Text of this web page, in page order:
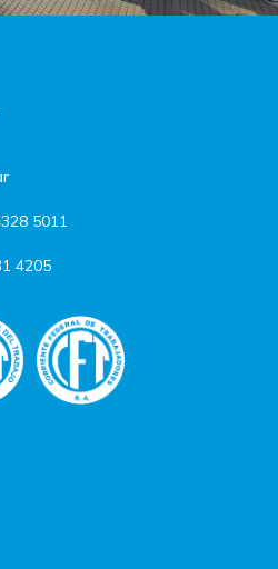
5011
4205